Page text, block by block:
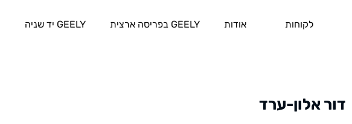
לקוחות אודות GEELY בפריסה ארצית GEELY יד שניה
דור אלון-ערד